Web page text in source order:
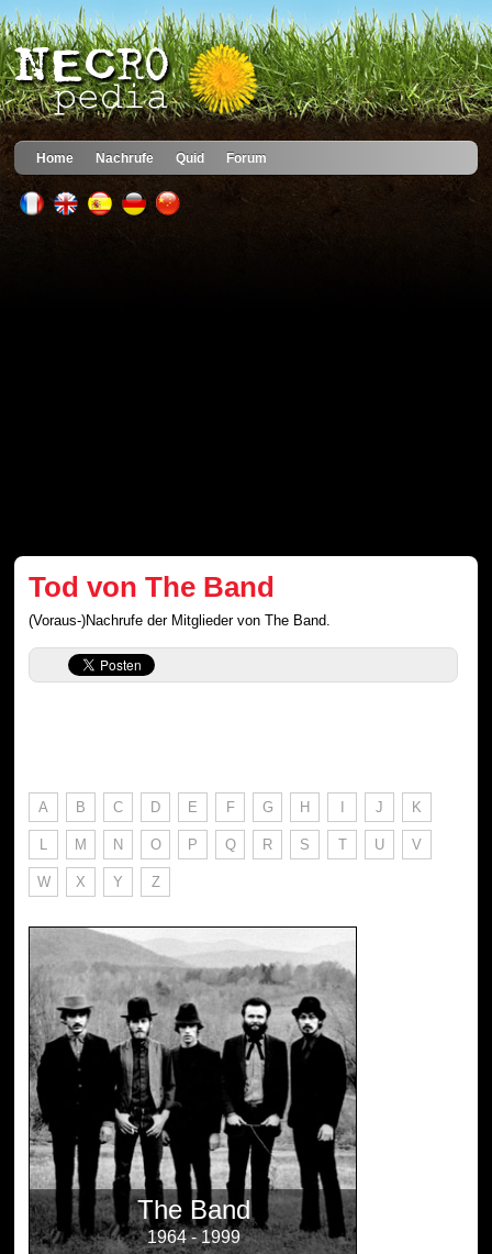
Home Nachrufe Quid Forum
Tod von The Band
(Voraus-)Nachrufe der Mitglieder von The Band.
A B C D E F G H I J K
L M N O P Q R S T U V
W X Y Z
The Band
1964 - 1999